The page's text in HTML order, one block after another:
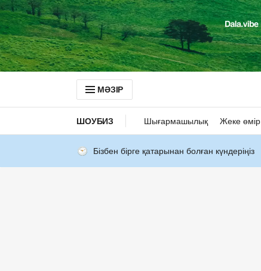
МӘЗІР
ШОУБИЗ Шығармашылық Жеке өмір
Бізбен бірге қатарынан болған күндеріңіз